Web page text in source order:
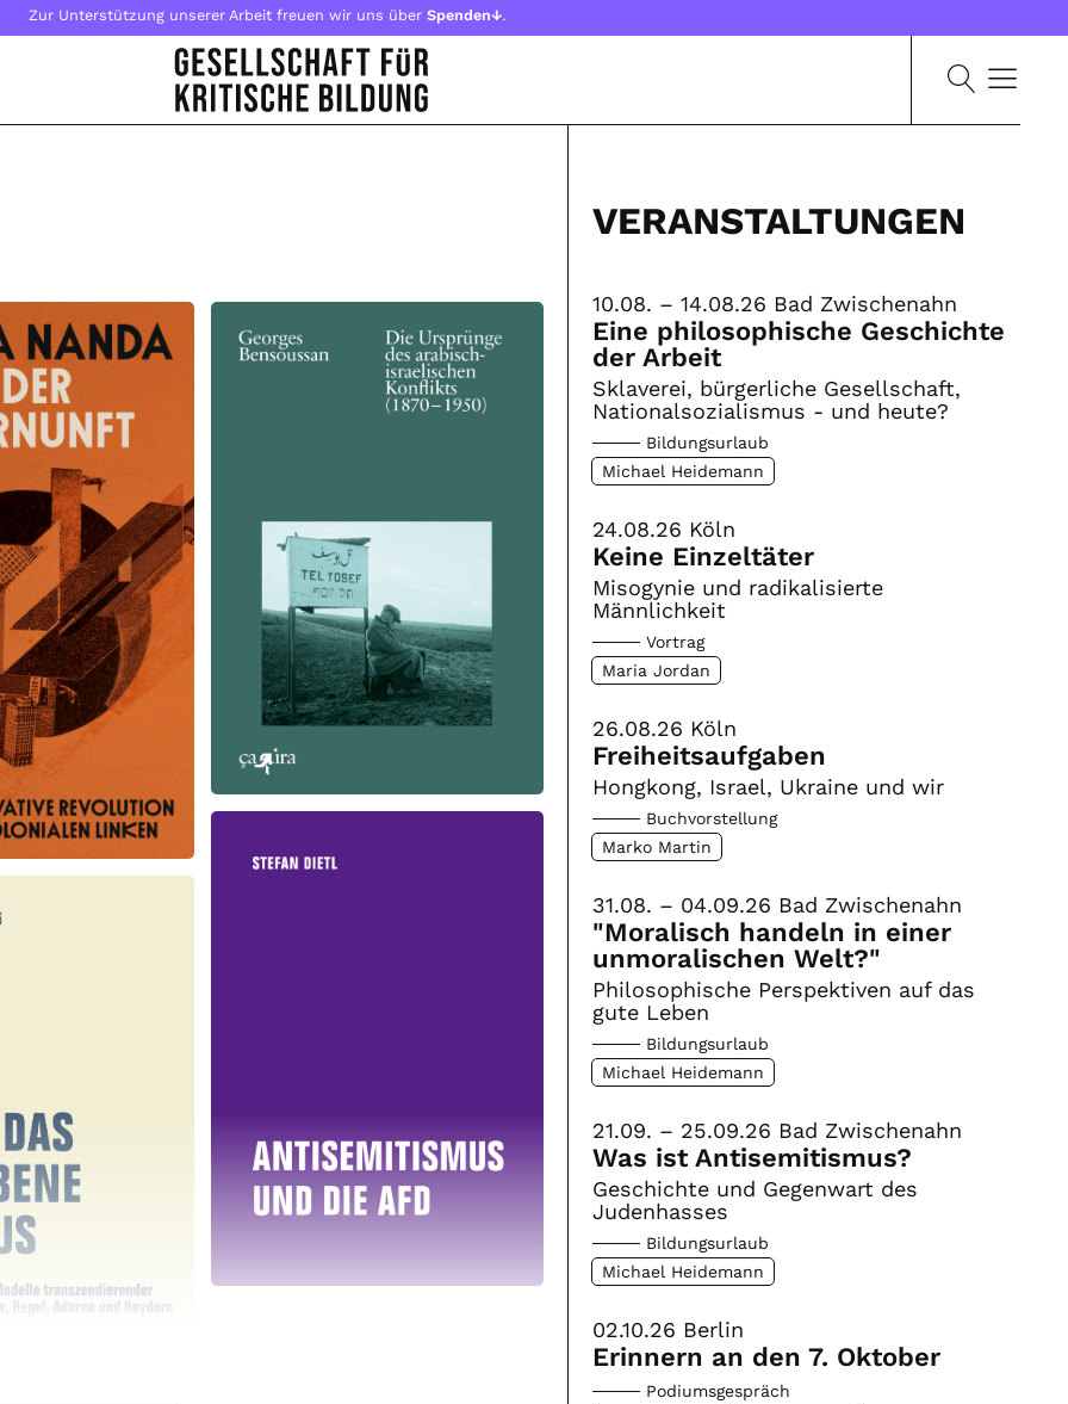
Zur Unterstützung unserer Arbeit freuen wir uns über Spenden↓.
VERANSTALTUNGEN
10.08. – 14.08.26 Bad Zwischenahn
Eine philosophische Geschichte
der Arbeit
Sklaverei, bürgerliche Gesellschaft,
Nationalsozialismus - und heute?
Bildungsurlaub
Michael Heidemann
24.08.26 Köln
Keine Einzeltäter
Misogynie und radikalisierte
Männlichkeit
Vortrag
Maria Jordan
26.08.26 Köln
Freiheitsaufgaben
Hongkong, Israel, Ukraine und wir
Buchvorstellung
Marko Martin
31.08. – 04.09.26 Bad Zwischenahn
"Moralisch handeln in einer
unmoralischen Welt?"
Philosophische Perspektiven auf das
gute Leben
Bildungsurlaub
Michael Heidemann
21.09. – 25.09.26 Bad Zwischenahn
Was ist Antisemitismus?
Geschichte und Gegenwart des
Judenhasses
Bildungsurlaub
Michael Heidemann
02.10.26 Berlin
Erinnern an den 7. Oktober
Podiumsgespräch